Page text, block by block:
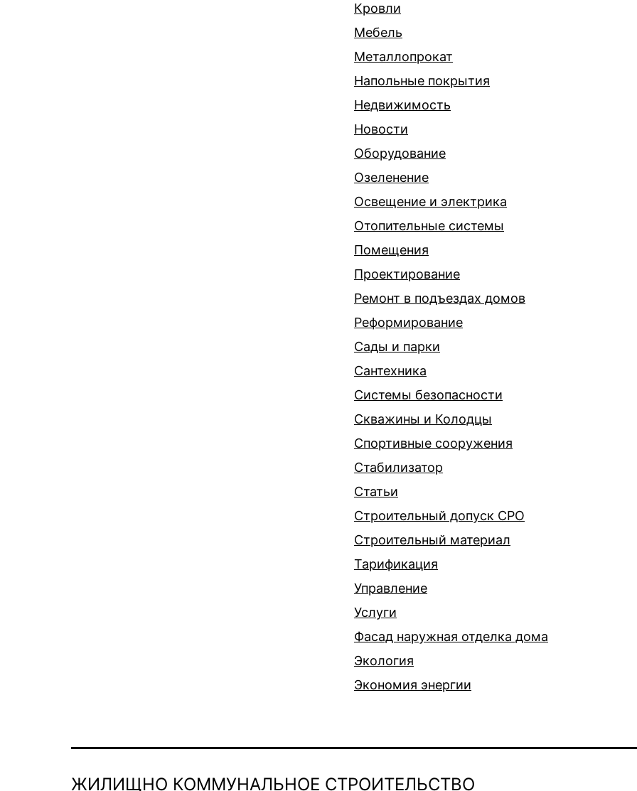
Кровли
Мебель
Металлопрокат
Напольные покрытия
Недвижимость
Новости
Оборудование
Озеленение
Освещение и электрика
Отопительные системы
Помещения
Проектирование
Ремонт в подъездах домов
Реформирование
Сады и парки
Сантехника
Системы безопасности
Скважины и Колодцы
Спортивные сооружения
Стабилизатор
Статьи
Строительный допуск СРО
Строительный материал
Тарификация
Управление
Услуги
Фасад наружная отделка дома
Экология
Экономия энергии
ЖИЛИЩНО КОММУНАЛЬНОЕ СТРОИТЕЛЬСТВО